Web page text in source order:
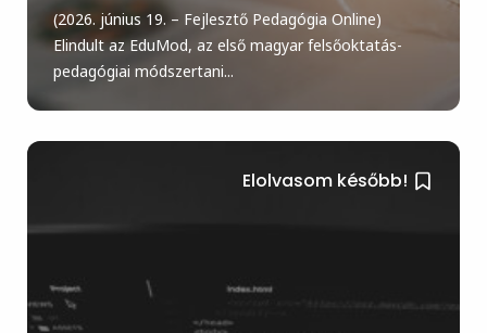
(2026. június 19. – Fejlesztő Pedagógia Online)
Elindult az EduMod, az első magyar felsőoktatás-
pedagógiai módszertani...
Elolvasom később!